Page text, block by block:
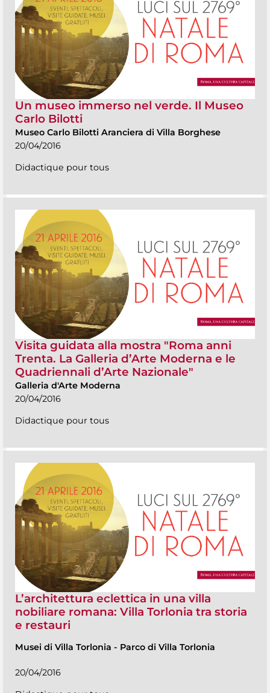
Un museo immerso nel verde. Il Museo
Carlo Bilotti
Museo Carlo Bilotti Aranciera di Villa Borghese
20/04/2016
Didactique pour tous
Visita guidata alla mostra "Roma anni
Trenta. La Galleria d’Arte Moderna e le
Quadriennali d’Arte Nazionale"
Galleria d'Arte Moderna
20/04/2016
Didactique pour tous
L’architettura eclettica in una villa
nobiliare romana: Villa Torlonia tra storia
e restauri
Musei di Villa Torlonia - Parco di Villa Torlonia
20/04/2016